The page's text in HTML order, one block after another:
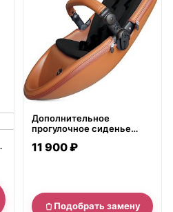
Дополнительное
прогулочное сиденье
колясок Mima
11 900 ₽
Подобрать замену